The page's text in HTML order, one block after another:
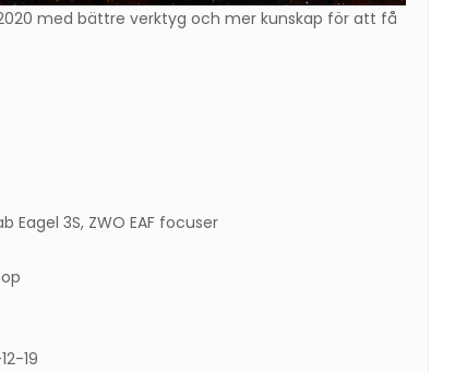
med bättre verktyg och mer kunskap för att få
3S, ZWO EAF focuser
19